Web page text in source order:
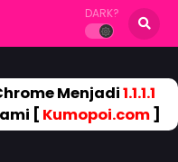
DARK?
Menjadi1.1.1.1
[ Kumopoi.com]